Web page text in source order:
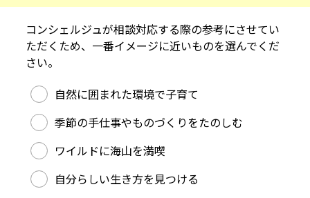
コンシェルジュが相談対応する際の参考にさせてい
ただくため、一番イメージに近いものを選んでくだ
さい。
三浦半島で送ってみたいライフスタイル（１つ選択）
自然に囲まれた環境で子育て
季節の手仕事やものづくりをたのしむ
ワイルドに海山を満喫
自分らしい生き方を見つける